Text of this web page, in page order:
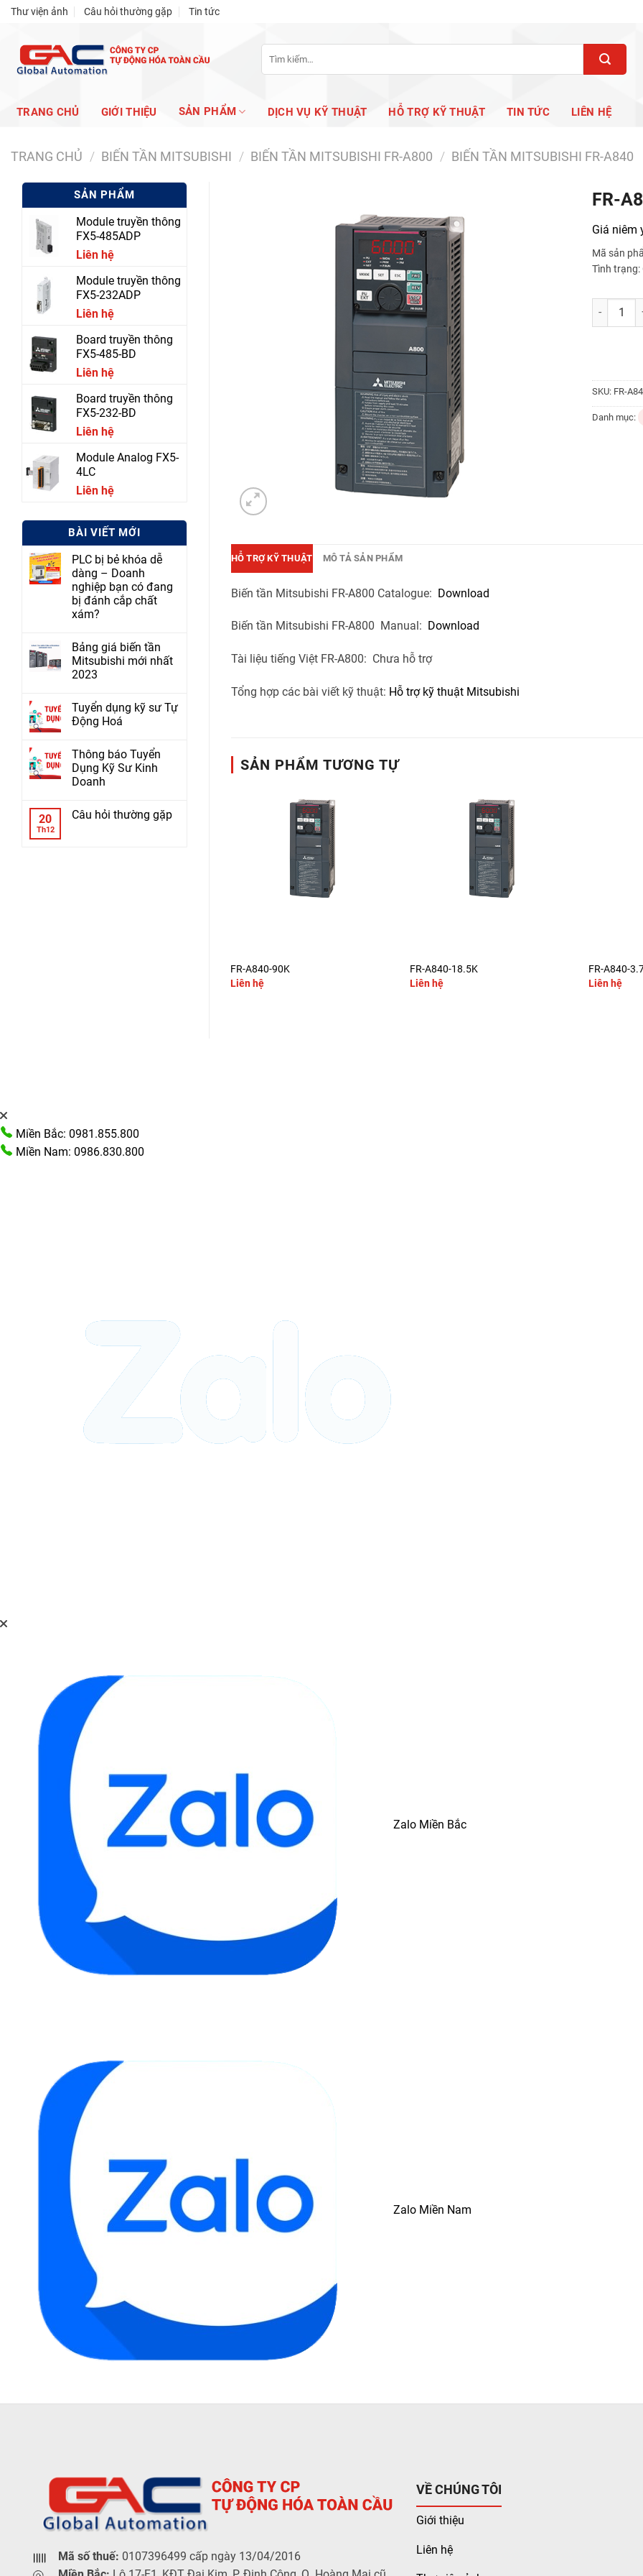
Skip
content
Thư viện ảnh Câu hỏi thường gặp Tin tức
Tìm
kiếm:
TRANG CHỦ GIỚI THIỆU SẢN PHẨM DỊCH VỤ KỸ THUẬT HỖ TRỢ KỸ THUẬT TIN TỨC LIÊN HỆ
TRANG CHỦ / BIẾN TẦN MITSUBISHI / BIẾN TẦN MITSUBISHI FR-A800 / BIẾN TẦN MITSUBISHI FR-A840
SẢN PHẨM
Module truyền thông
FX5-485ADP
Liên hệ
Module truyền thông
FX5-232ADP
Liên hệ
Board truyền thông
FX5-485-BD
Liên hệ
Board truyền thông
FX5-232-BD
Liên hệ
Module Analog FX5-
4LC
Liên hệ
BÀI VIẾT MỚI
PLC bị bẻ khóa dễ
dàng – Doanh
nghiệp bạn có đang
bị đánh cắp chất
xám?
Bảng giá biến tần
Mitsubishi mới nhất
2023
Tuyển dụng kỹ sư Tự
Động Hoá
Thông báo Tuyển
Dụng Kỹ Sư Kinh
Doanh
20
Th12
Câu hỏi thường gặp
FR-
Giá niêm
Mã sản
Tình trạng:
FR-A840-
SKU: FR-
Danh mục:
HỖ TRỢ KỸ THUẬT MÔ TẢ SẢN PHẨM
Biến tần Mitsubishi FR-A800 Catalogue: Download
Biến tần Mitsubishi FR-A800 Manual: Download
Tài liệu tiếng Việt FR-A800: Chưa hỗ trợ
Tổng hợp các bài viết kỹ thuật: Hỗ trợ kỹ thuật Mitsubishi
SẢN PHẨM TƯƠNG TỰ
FR-A840-90K
Liên hệ
FR-A840-18.5K
Liên hệ
FR-A840-
Liên hệ
Miền Bắc: 0981.855.800
Miền Nam: 0986.830.800
Zalo Miền Bắc
Zalo Miền Nam
Mã số thuế: 0107396499 cấp ngày 13/04/2016
VỀ CHÚNG TÔI
Giới thiệu
Liên hệ